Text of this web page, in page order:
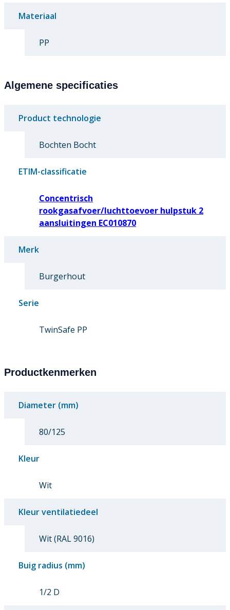
Materiaal
PP
Algemene specificaties
Product technologie
Bochten Bocht
ETIM-classificatie
Concentrisch
rookgasafvoer/luchttoevoer hulpstuk 2
aansluitingen EC010870
Merk
Burgerhout
Serie
TwinSafe PP
Productkenmerken
Diameter (mm)
80/125
Kleur
Wit
Kleur ventilatiedeel
Wit (RAL 9016)
Buig radius (mm)
1/2 D